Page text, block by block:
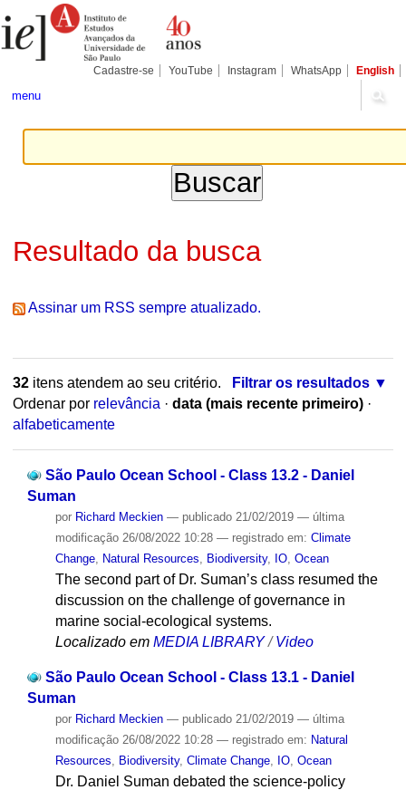
para
conteúdo.
Pessoais
Cadastre-se YouTube Instagram WhatsApp English
menu
Resultado da busca
Assinar um RSS sempre atualizado.
32itens atendem ao seu critério.
Filtrar os resultados
Ordenar por relevância · data (mais recente primeiro) ·
alfabeticamente
São Paulo Ocean School - Class 13.2 - Daniel
Suman
por Richard Meckien — publicado21/02/2019 — última
modificação26/08/2022 10:28 — registrado em: Climate
Change, Natural Resources Biodiversity, IO, Ocean
The second part of Dr. Suman’s class resumed the
discussion on the challenge of governance in
marine social-ecological systems.
Localizado em MEDIA LIBRARY /Video
São Paulo Ocean School - Class 13.1 - Daniel
Suman
por Richard Meckien — publicado21/02/2019 — última
modificação26/08/2022 10:28 — registrado em: Natural
Resources
Biodiversity, Climate Change, IO, Ocean
Dr. Daniel Suman debated the science-policy